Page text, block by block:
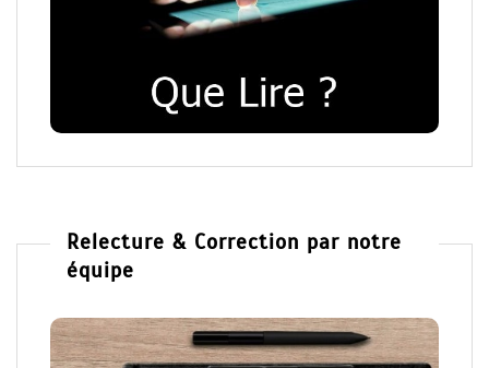
Relecture & Correction par notre
équipe